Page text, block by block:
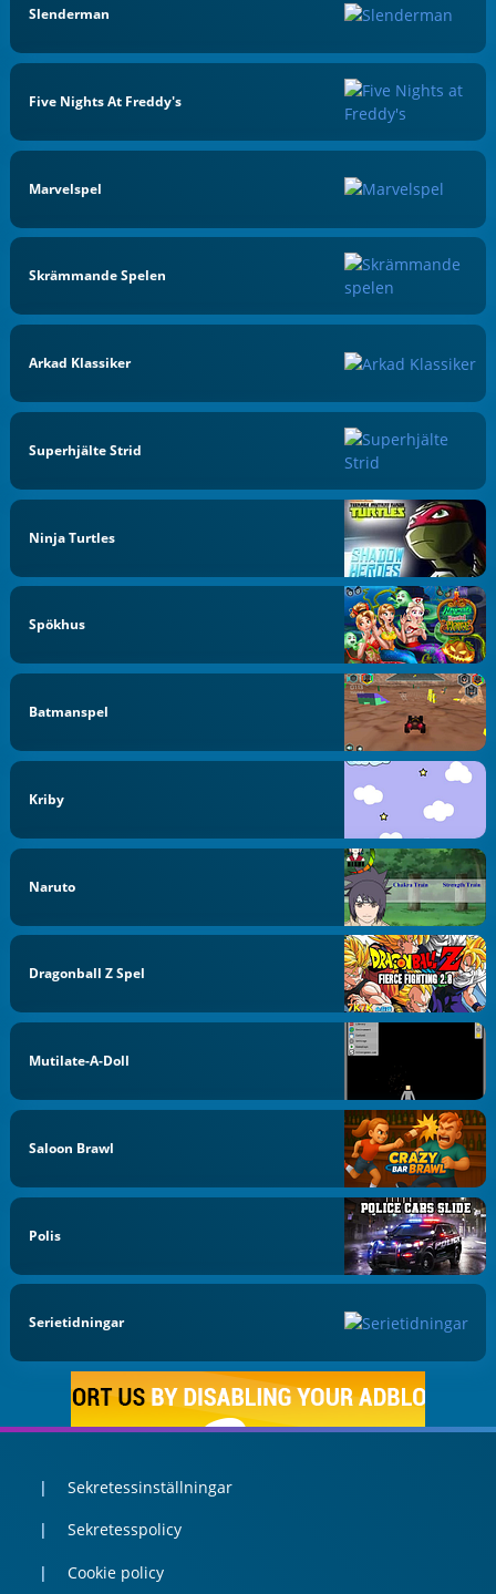
Slenderman
Five Nights At Freddy's
Marvelspel
Skrämmande Spelen
Arkad Klassiker
Superhjälte Strid
Ninja Turtles
Spökhus
Batmanspel
Kriby
Naruto
Dragonball Z Spel
Mutilate-A-Doll
Saloon Brawl
Polis
Serietidningar
Sekretessinställningar
Sekretesspolicy
Cookie policy